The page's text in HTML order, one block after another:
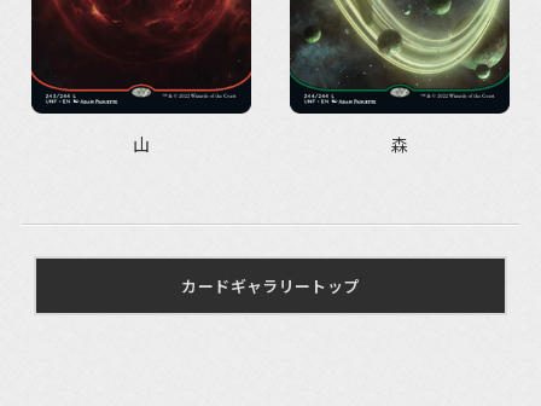
山 森
カードギャラリートップ